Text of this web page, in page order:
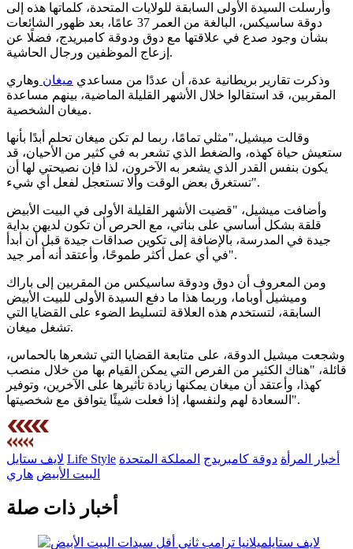
وأرسلت السيدة الأولى السابقة للولايات المتحدة، كلماتها هذه إلى
دوقة ساسيكس، البالغة من العمر 37 عامًا، بعد ظهور الشائعات
بشأن وجود صدع في علاقتها مع دوق ودوقة كامبريدج، فضلًا عن
إزعاج الموظفين ورجال الحاشية.
وذكرت تقارير بريطانية عدة، أن عددًا من مساعدي ميغان وهاري
المقربين، قد استقالوا خلال الأشهر القليلة الماضية، بينهم مساعدة
ميغان الشخصية.
وقالت ميشيل،"مثلي تمامًا، ربما لم تكن ميغان تحلم أبدًا بأنها
ستعيش حياة كهذه، والضغط الذي تشعر به في كثير من الأحيان، قد
يكون بنفس القدر الذي يشعر به الآخرون، لذا فإن نصيحتي لها أن
تستغرق بعض الوقت وألا تستعجل لفعل أي شيء".
وأضافت ميشيل، "قضيت الأشهر القليلة الأولى في البيت الأبيض
قلقة بشكل أساسي على بناتي، مع الحرص أن تكون لديهن بداية
جيدة في المدرسة، بالإضافة إلى تكوين صداقات جيدة قبل أن أبدأ
في أي عمل أكثر طموحًا، وأعتقد أنه أمر جيد".
ومن المعروف أن دوق ودوقة ساسيكس من المقربين إلى باراك
وميشيل أوباما، وربما هذا ما دفع السيدة الأولى للبيت الأبيض
السابقة، لتستخدم هذه العلاقة لتسليط الضوء على القضايا التي
تشغل ميغان.
وشجعت ميشيل الدوقة، على متابعة القضايا التي تشعرها بالحماس،
قائلة، "هناك الكثير من الفرص التي يمكن القيام بها من خلال منصب
كهذا، وأعتقد أن ميغان يمكنها زيادة تأثيرها على الآخرين، وتوفير
السعادة لهم ولنفسها، إذا فعلت شيئًا يتوافق مع شخصيتها".
لايف ستايل Life Style أخبار المرأة دوقة كامبريدج المملكة المتحدة
البيت الأبيض هاري
أخبار ذات صلة